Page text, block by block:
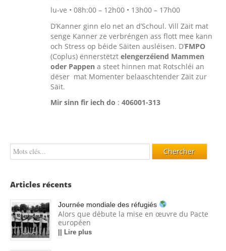
lu-ve • 08h:00 – 12h00 • 13h00 – 17h00
D’Kanner ginn elo net an d’Schoul. Vill Zäit mat
senge Kanner ze verbréngen ass flott mee kann
och Stress op béide Säiten ausléisen. D’FMPO
(Coplus) ënnerstëtzt elengerzéiend Mammen
oder Pappen a steet hinnen mat Rotschléi an
dëser mat Momenter belaaschtender Zäit zur
Säit.
Mir sinn fir iech do : 406001-313
Articles récents
Journée mondiale des réfugiés
Alors que débute la mise en œuvre du Pacte
européen
|| Lire plus